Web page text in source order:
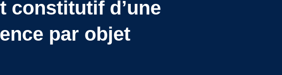
constitutif d’une
par objet